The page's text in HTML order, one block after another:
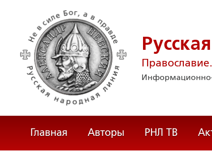
Информационно-
Главная Авторы РНЛ ТВ